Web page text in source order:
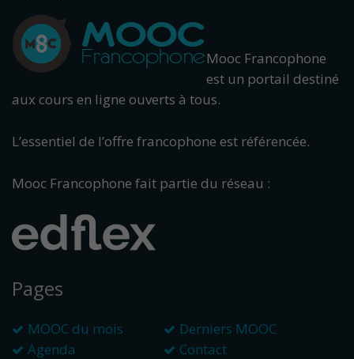
Mooc Francophone
est un portail destiné
aux cours en ligne ouverts à tous.
L’essentiel de l’offre francophone est référencée.
Mooc Francophone fait partie du réseau :
Pages
MOOC du mois
Derniers MOOC
Agenda
Contact